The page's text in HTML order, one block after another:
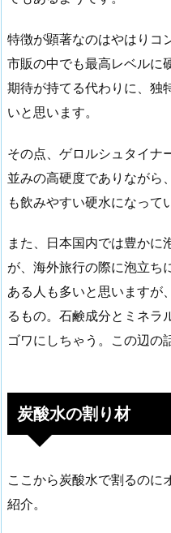
特徴が顕著なのはやはりコ
市販の中でも最高レベルに
期待が持てる代わりに、独
いと思います。
その点、ゲロルシュタイナ
並みの高硬度でありながら
も飲みやすい硬水になって
また、日本国内では豊かに
が、海外旅行の際に泡立ち
ある人も多いと思いますが
るもの。石鹸成分とミネラ
ゴワにしちゃう。この辺の
炭酸水の割り材
ここから炭酸水で割るのに
紹介。